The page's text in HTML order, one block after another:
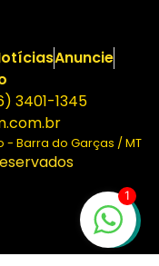
Anuncie
3401-1345
- Barra do Garças / MT
1